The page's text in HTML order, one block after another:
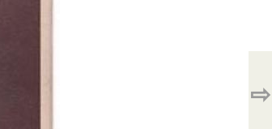
⇨